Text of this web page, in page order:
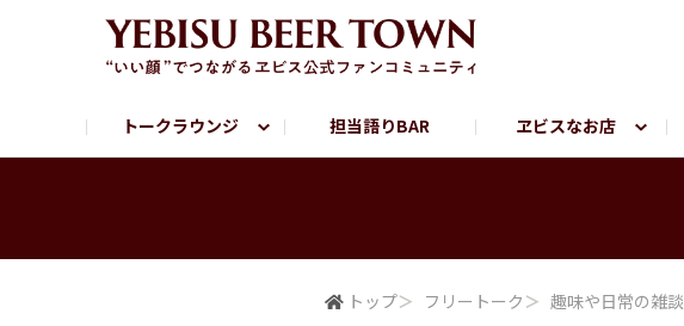
トークラウンジ 担当語りBAR ヱビスなお店
サッポロビール公式Instagram
トップ＞ フリートーク ＞ 趣味や日常の雑談